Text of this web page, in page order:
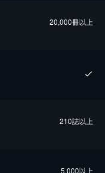
20,000冊以上
210誌以上
5,000以上